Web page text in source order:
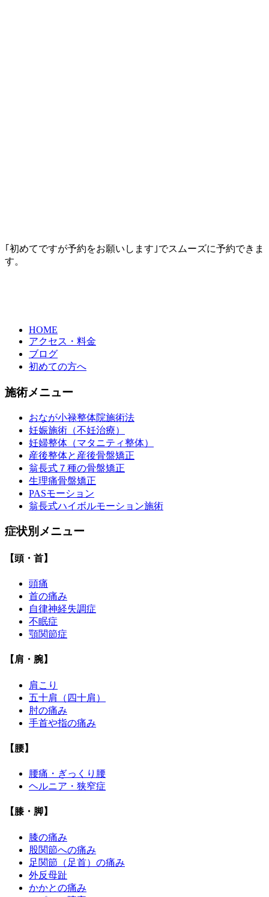
｢初めてですが予約をお願いします｣でスムーズに予約できま
す。
HOME
アクセス・料金
ブログ
初めての方へ
施術メニュー
おなが小禄整体院施術法
妊娠施術（不妊治療）
妊婦整体（マタニティ整体）
産後整体と産後骨盤矯正
翁長式７種の骨盤矯正
生理痛骨盤矯正
PASモーション
翁長式ハイボルモーション施術
症状別メニュー
【頭・首】
頭痛
首の痛み
自律神経失調症
不眠症
顎関節症
【肩・腕】
肩こり
五十肩（四十肩）
肘の痛み
手首や指の痛み
【腰】
腰痛・ぎっくり腰
ヘルニア・狭窄症
【膝・脚】
膝の痛み
股関節への痛み
足関節（足首）の痛み
外反母趾
かかとの痛み